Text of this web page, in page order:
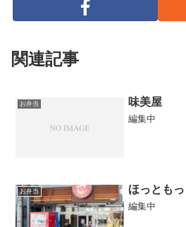
関連記事
お弁当 味美屋
編集中
お弁当 ほっとも
編集中